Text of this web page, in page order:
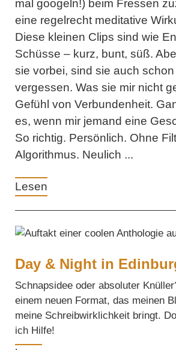
mal googeln!) beim Fressen
eine regelrecht meditative
Diese kleinen Clips sind wie
Schüsse – kurz, bunt, süß.
sie vorbei, sind sie auch
vergessen. Was sie mir nicht
Gefühl von Verbundenheit.
es, wenn mir jemand eine
So richtig. Persönlich. Ohne
Algorithmus. Neulich ...
Lesen
Day & Night in
Schnapsidee oder absoluter
einem neuen Format, das meinen
meine Schreibwirklichkeit bringt.
ich Hilfe!